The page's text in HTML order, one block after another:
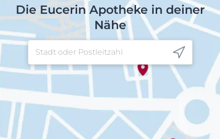
Die Eucerin Apotheke in deiner
Nähe